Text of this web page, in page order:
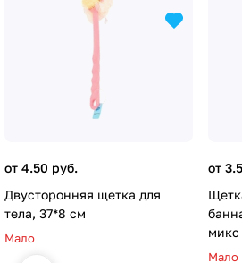
от 4.50 руб.
Двусторонняя щетка для
тела, 37*8 см
Мало
от
микс
Мало